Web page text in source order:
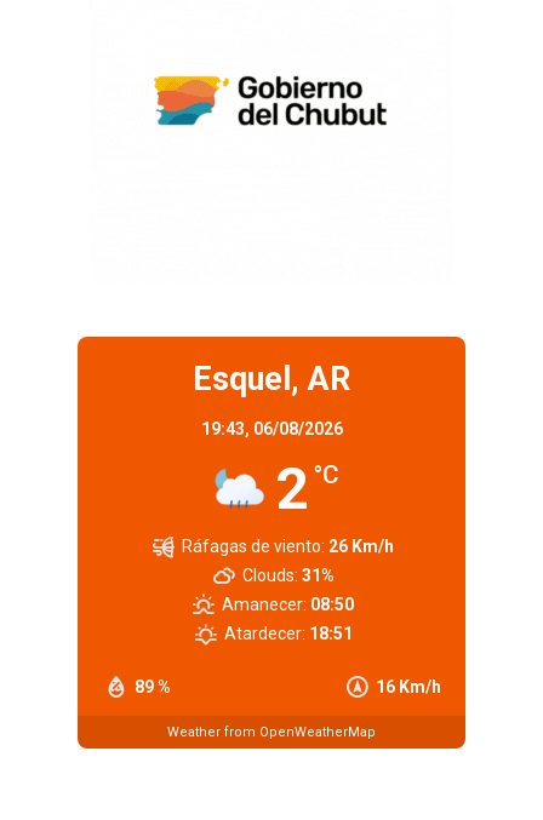
Esquel, AR
19:43, 06/08/2026
2 °C
89 % 16 Km/h
Ráfagas de viento: 26 Km/h
Clouds: 31%
Amanecer: 08:50
Atardecer: 18:51
Weather from OpenWeatherMap